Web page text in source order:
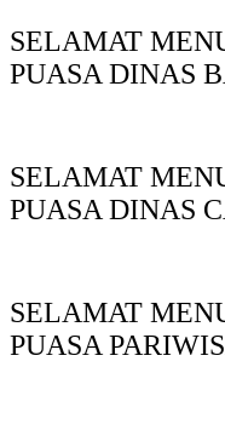
SELAMAT
PUASA DINAS
SELAMAT
PUASA DINAS
SELAMAT
PUASA